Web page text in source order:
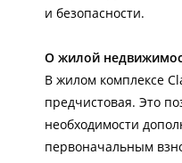
и безопасности.
О жилой
В жилом комплексе
предчистовая. Это
необходимости
первоначальным